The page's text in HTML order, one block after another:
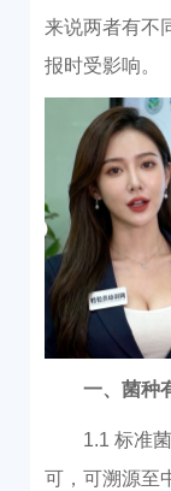
来说两者有不
报时受影响。
一、菌种
1.1 标准
可，可溯源至